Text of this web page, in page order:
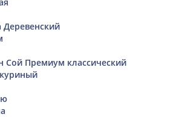
Деревенский
Сой Премиум классический